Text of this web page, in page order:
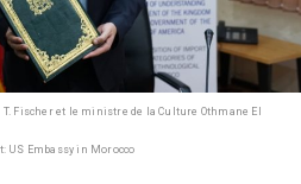
Fischer et le ministre de la Culture Othmane El
US Embassy in Morocco